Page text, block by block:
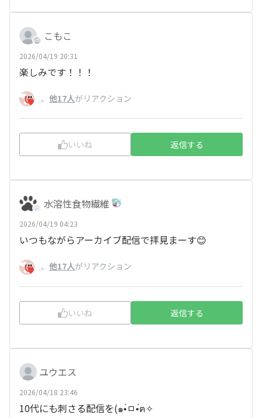
こもこ
2026/04/19 20:31
楽しみです！！！
.、 他17人がリアクション
いいね 返信する
水溶性食物繊維
2026/04/19 04:23
いつもながらアーカイブ配信で拝見まーす😊
.、 他17人がリアクション
いいね 返信する
ユウエス
2026/04/18 23:46
10代にも刺さる配信を(๑•̀ㅁ•́ฅ✧